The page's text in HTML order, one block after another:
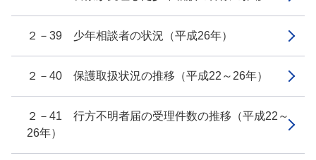
２－39 少年相談者の状況（平成26年）
２－40 保護取扱状況の推移（平成22～26年）
２－41 行方不明者届の受理件数の推移（平成22～
26年）